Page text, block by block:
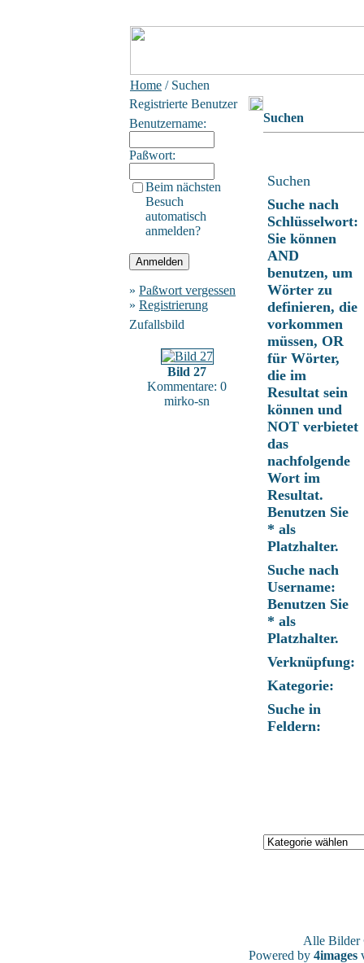
Home / Suchen
Registrierte Benutzer
Benutzername:
Paßwort:
Beim nächsten
Besuch
automatisch
anmelden?
» Paßwort vergessen
» Registrierung
Zufallsbild
Bild 27
Kommentare: 0
mirko-sn
Suchen
Suchen
Suche nach
Schlüsselwort:
Sie können
AND
benutzen, um
Wörter zu
definieren, die
vorkommen
müssen, OR
für Wörter,
die im
Resultat sein
können und
NOT verbietet
das
nachfolgende
Wort im
Resultat.
Benutzen Sie
* als
Platzhalter.
Suche nach
Username:
Benutzen Sie
* als
Platzhalter.
Verknüpfung:
Kategorie:
Suche in
Feldern:
Alle
Powered by 4images